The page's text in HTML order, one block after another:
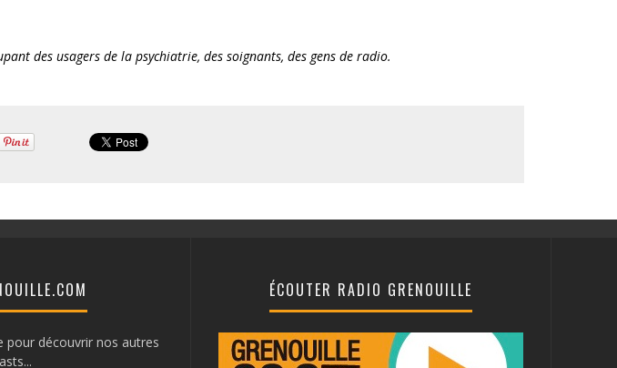
des usagers de la psychiatrie, des soignants, des gens de radio.
pour découvrir nos autres
ÉCOUTER RADIO GRENOUILLE